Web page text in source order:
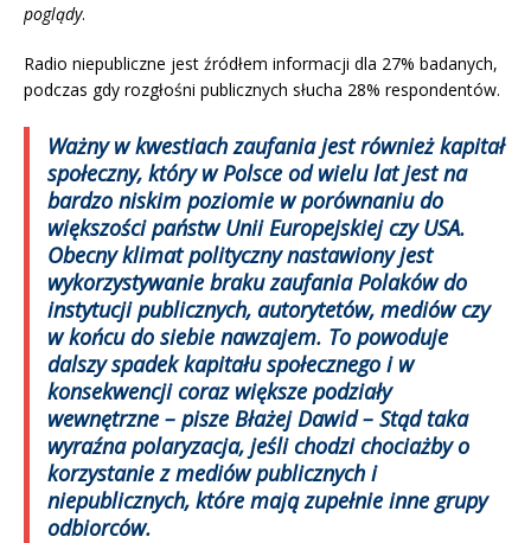
poglądy.
Radio niepubliczne jest źródłem informacji dla 27% badanych,
podczas gdy rozgłośni publicznych słucha 28% respondentów.
Ważny w kwestiach zaufania jest również kapitał
społeczny, który w Polsce od wielu lat jest na
bardzo niskim poziomie w porównaniu do
większości państw Unii Europejskiej czy USA.
Obecny klimat polityczny nastawiony jest
wykorzystywanie braku zaufania Polaków do
instytucji publicznych, autorytetów, mediów czy
w końcu do siebie nawzajem. To powoduje
dalszy spadek kapitału społecznego i w
konsekwencji coraz większe podziały
wewnętrzne– pisze Błażej Dawid – Stąd taka
wyraźna polaryzacja, jeśli chodzi chociażby o
korzystanie z mediów publicznych i
niepublicznych, które mają zupełnie inne grupy
odbiorców.